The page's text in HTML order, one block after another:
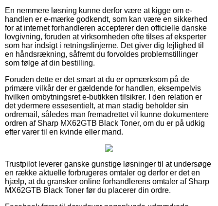
En nemmere løsning kunne derfor være at kigge om e-
handlen er e-mærke godkendt, som kan være en sikkerhed
for at internet forhandleren accepterer den officielle danske
lovgivning, foruden at virksomheden ofte tilses af eksperter
som har indsigt i retningslinjerne. Det giver dig lejlighed til
en håndsrækning, såfremt du forvoldes problemstillinger
som følge af din bestilling.
Foruden dette er det smart at du er opmærksom på de
primære vilkår der er gældende for handlen, eksempelvis
hvilken ombytningsret e-butikken tilsikrer. I den relation er
det ydermere essesentielt, at man stadig beholder sin
ordremail, således man fremadrettet vil kunne dokumentere
ordren af Sharp MX62GTB Black Toner, om du er på udkig
efter varer til en kvinde eller mand.
Trustpilot leverer ganske gunstige løsninger til at undersøge
en række aktuelle forbrugeres omtaler og derfor er det en
hjælp, at du gransker online forhandlerens omtaler af Sharp
MX62GTB Black Toner før du placerer din ordre.